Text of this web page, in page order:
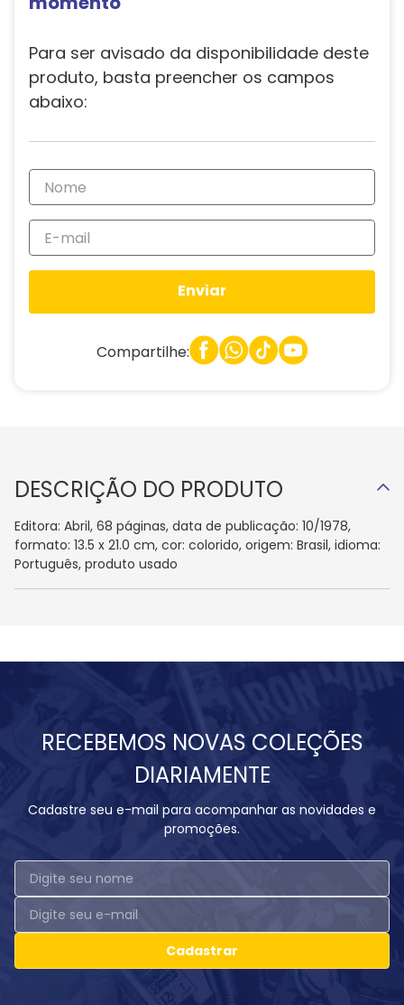
Para ser avisado da disponibilidade deste
produto, basta preencher os campos
abaixo:
Enviar
Compartilhe:
DESCRIÇÃO DO PRODUTO
Editora: Abril, 68 páginas, data de publicação: 10/1978,
formato: 13.5 x 21.0 cm, cor: colorido, origem: Brasil, idioma:
Português, produto usado
RECEBEMOS NOVAS COLEÇÕES
DIARIAMENTE
Cadastre seu e-mail para acompanhar as novidades e
promoções.
Cadastrar